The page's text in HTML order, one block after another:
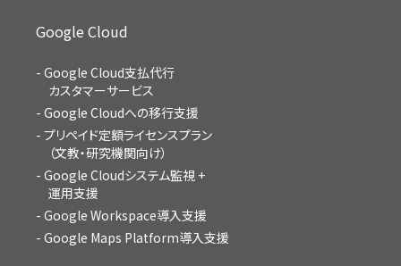
Google Cloud
Google Cloud支払代行
カスタマーサービス
Google Cloudへの移行支援
プリペイド定額ライセンスプラン
（文教・研究機関向け）
Google Cloudシステム監視 +
運用支援
Google Workspace導入支援
Google Maps Platform導入支援